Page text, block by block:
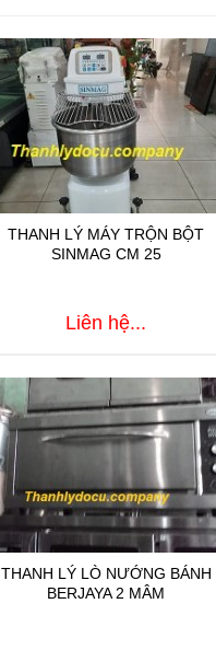
THANH LÝ MÁY TRỘN BỘT
SINMAG CM 25
Liên hệ...
THANH LÝ LÒ NƯỚNG BÁNH
BERJAYA 2 MÂM